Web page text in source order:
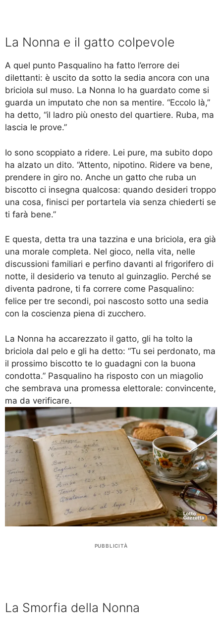
La Nonna e il gatto colpevole
A quel punto Pasqualino ha fatto l’errore dei
dilettanti: è uscito da sotto la sedia ancora con una
briciola sul muso. La Nonna lo ha guardato come si
guarda un imputato che non sa mentire. “Eccolo là,”
ha detto, “il ladro più onesto del quartiere. Ruba, ma
lascia le prove.”
Io sono scoppiato a ridere. Lei pure, ma subito dopo
ha alzato un dito. “Attento, nipotino. Ridere va bene,
prendere in giro no. Anche un gatto che ruba un
biscotto ci insegna qualcosa: quando desideri troppo
una cosa, finisci per portartela via senza chiederti se
ti farà bene.”
E questa, detta tra una tazzina e una briciola, era già
una morale completa. Nel gioco, nella vita, nelle
discussioni familiari e perfino davanti al frigorifero di
notte, il desiderio va tenuto al guinzaglio. Perché se
diventa padrone, ti fa correre come Pasqualino:
felice per tre secondi, poi nascosto sotto una sedia
con la coscienza piena di zucchero.
La Nonna ha accarezzato il gatto, gli ha tolto la
briciola dal pelo e gli ha detto: “Tu sei perdonato, ma
il prossimo biscotto te lo guadagni con la buona
condotta.” Pasqualino ha risposto con un miagolio
che sembrava una promessa elettorale: convincente,
ma da verificare.
PUBBLICITÀ
La Smorfia della Nonna